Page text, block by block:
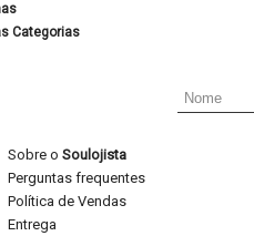
Categorias
Sobre o Soulojista
Perguntas frequentes
Política de Vendas
Entrega